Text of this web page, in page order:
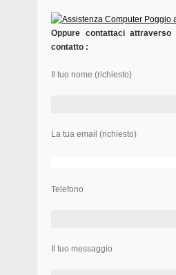
Oppure contattaci
contatto :
Il tuo nome (richiesto)
La tua email (richiesto)
Telefono
Il tuo messaggio